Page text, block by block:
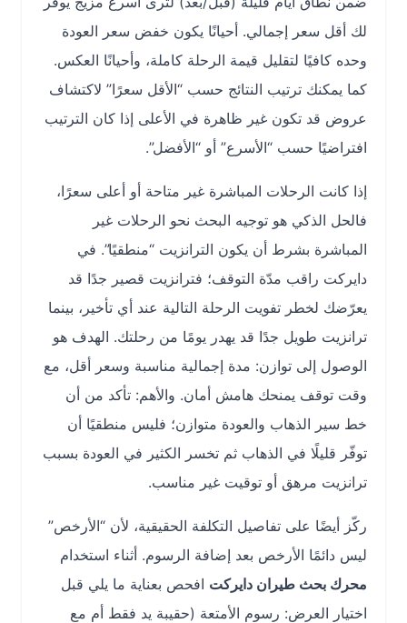
لك أقل سعر إجمالي. أحيانًا يكون خفض سعر العودة
وحده كافيًا لتقليل قيمة الرحلة كاملة، وأحيانًا العكس.
كما يمكنك ترتيب النتائج حسب “الأقل سعرًا” لاكتشاف
عروض قد تكون غير ظاهرة في الأعلى إذا كان الترتيب
افتراضيًا حسب “الأسرع” أو “الأفضل”.
إذا كانت الرحلات المباشرة غير متاحة أو أعلى سعرًا،
فالحل الذكي هو توجيه البحث نحو الرحلات غير
المباشرة بشرط أن يكون الترانزيت “منطقيًا”. في
دايركت راقب مدّة التوقف؛ فترانزيت قصير جدًا قد
يعرّضك لخطر تفويت الرحلة التالية عند أي تأخير، بينما
ترانزيت طويل جدًا قد يهدر يومًا من رحلتك. الهدف هو
الوصول إلى توازن: مدة إجمالية مناسبة وسعر أقل، مع
وقت توقف يمنحك هامش أمان. والأهم: تأكد من أن
خط سير الذهاب والعودة متوازن؛ فليس منطقيًا أن
توفّر قليلًا في الذهاب ثم تخسر الكثير في العودة بسبب
ترانزيت مرهق أو توقيت غير مناسب.
ركّز أيضًا على تفاصيل التكلفة الحقيقية، لأن “الأرخص”
ليس دائمًا الأرخص بعد إضافة الرسوم. أثناء استخدام
محرك بحث طيران دايركتافحص بعناية ما يلي قبل
اختيار العرض: رسوم الأمتعة (حقيبة يد فقط أم مع